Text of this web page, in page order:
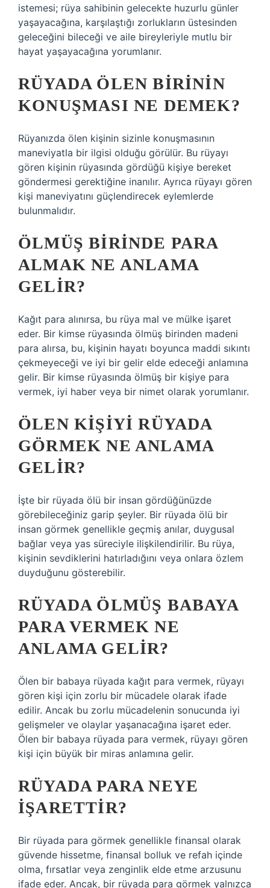
istemesi; rüya sahibinin gelecekte huzurlu günler
yaşayacağına, karşılaştığı zorlukların üstesinden
geleceğini bileceği ve aile bireyleriyle mutlu bir
hayat yaşayacağına yorumlanır.
RÜYADA ÖLEN BIRININ
KONUŞMASI NE DEMEK?
Rüyanızda ölen kişinin sizinle konuşmasının
maneviyatla bir ilgisi olduğu görülür. Bu rüyayı
gören kişinin rüyasında gördüğü kişiye bereket
göndermesi gerektiğine inanılır. Ayrıca rüyayı gören
kişi maneviyatını güçlendirecek eylemlerde
bulunmalıdır.
ÖLMÜŞ BIRINDE PARA
ALMAK NE ANLAMA
GELIR?
Kağıt para alınırsa, bu rüya mal ve mülke işaret
eder. Bir kimse rüyasında ölmüş birinden madeni
para alırsa, bu, kişinin hayatı boyunca maddi sıkıntı
çekmeyeceği ve iyi bir gelir elde edeceği anlamına
gelir. Bir kimse rüyasında ölmüş bir kişiye para
vermek, iyi haber veya bir nimet olarak yorumlanır.
ÖLEN KIŞIYI RÜYADA
GÖRMEK NE ANLAMA
GELIR?
İşte bir rüyada ölü bir insan gördüğünüzde
görebileceğiniz garip şeyler. Bir rüyada ölü bir
insan görmek genellikle geçmiş anılar, duygusal
bağlar veya yas süreciyle ilişkilendirilir. Bu rüya,
kişinin sevdiklerini hatırladığını veya onlara özlem
duyduğunu gösterebilir.
RÜYADA ÖLMÜŞ BABAYA
PARA VERMEK NE
ANLAMA GELIR?
Ölen bir babaya rüyada kağıt para vermek, rüyayı
gören kişi için zorlu bir mücadele olarak ifade
edilir. Ancak bu zorlu mücadelenin sonucunda iyi
gelişmeler ve olaylar yaşanacağına işaret eder.
Ölen bir babaya rüyada para vermek, rüyayı gören
kişi için büyük bir miras anlamına gelir.
RÜYADA PARA NEYE
IŞARETTIR?
Bir rüyada para görmek genellikle finansal olarak
güvende hissetme, finansal bolluk ve refah içinde
olma, fırsatlar veya zenginlik elde etme arzusunu
ifade eder. Ancak, bir rüyada para görmek yalnızca